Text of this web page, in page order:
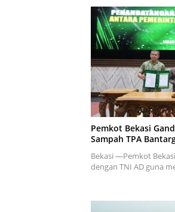
Pemkot Bekasi
Sampah TPA
Bekasi —Pemkot
dengan TNI AD guna